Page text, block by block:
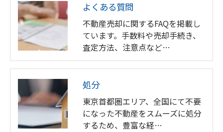
よくある質問
不動産売却に関するFAQを掲載し
ています。手数料や売却手続き、
査定方法、注意点など…
処分
東京首都圏エリア、全国にて不要
になった不動産をスムーズに処分
するため、豊富な経…